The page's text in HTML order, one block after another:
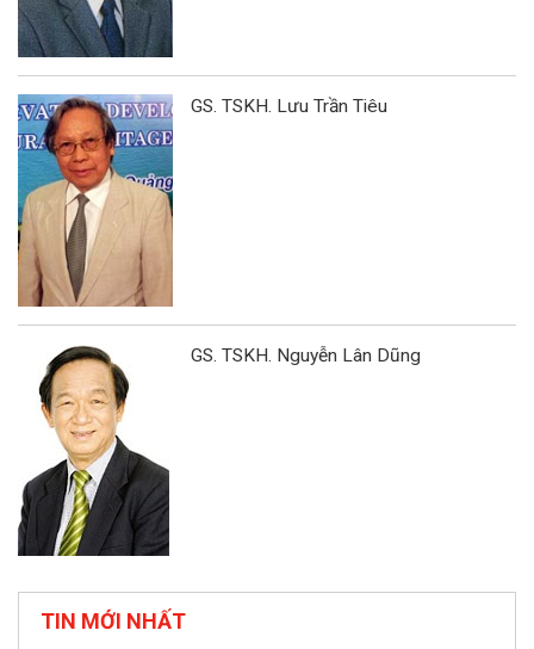
GS. TSKH. Lưu Trần Tiêu
GS. TSKH. Nguyễn Lân Dũng
TIN MỚI NHẤT